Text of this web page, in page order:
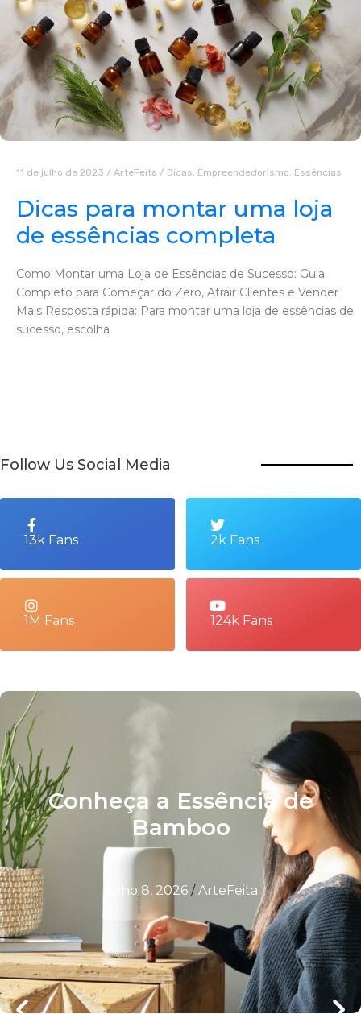
11 de julho de 2023 / ArteFeita / Dicas Empreendedorismo Essências
Dicas para montar uma loja
de essências completa
Como Montar uma Loja de Essências de Sucesso: Guia
Completo para Começar do Zero, Atrair Clientes e Vender
Mais Resposta rápida: Para montar uma loja de essências de
sucesso, escolha
Follow Us Social Media
13k Fans 2k Fans
1M Fans 124k Fans
Conheça a Essência de
Bamboo
julho 8, 2026 / ArteFeita